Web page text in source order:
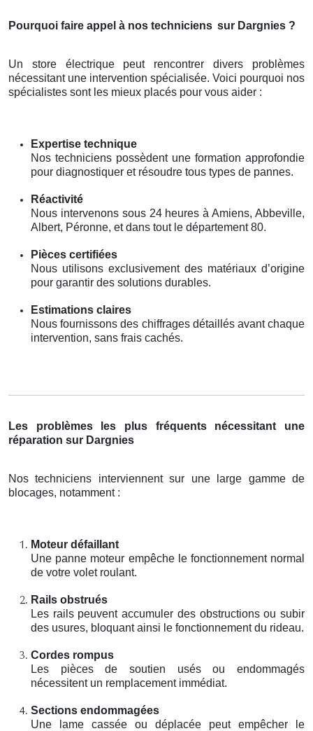
Pourquoi faire appel à nos techniciens sur Dargnies ?
Un store électrique peut rencontrer divers problèmes
nécessitant une intervention spécialisée. Voici pourquoi nos
spécialistes sont les mieux placés pour vous aider :
Expertise technique
Nos techniciens possèdent une formation approfondie
pour diagnostiquer et résoudre tous types de pannes.
Réactivité
Nous intervenons sous 24 heures à Amiens, Abbeville,
Albert, Péronne, et dans tout le département 80.
Pièces certifiées
Nous utilisons exclusivement des matériaux d’origine
pour garantir des solutions durables.
Estimations claires
Nous fournissons des chiffrages détaillés avant chaque
intervention, sans frais cachés.
Les problèmes les plus fréquents nécessitant une
réparation sur Dargnies
Nos techniciens interviennent sur une large gamme de
blocages, notamment :
Moteur défaillant
Une panne moteur empêche le fonctionnement normal
de votre volet roulant.
Rails obstrués
Les rails peuvent accumuler des obstructions ou subir
des usures, bloquant ainsi le fonctionnement du rideau.
Cordes rompus
Les pièces de soutien usés ou endommagés
nécessitent un remplacement immédiat.
Sections endommagées
Une lame cassée ou déplacée peut empêcher le